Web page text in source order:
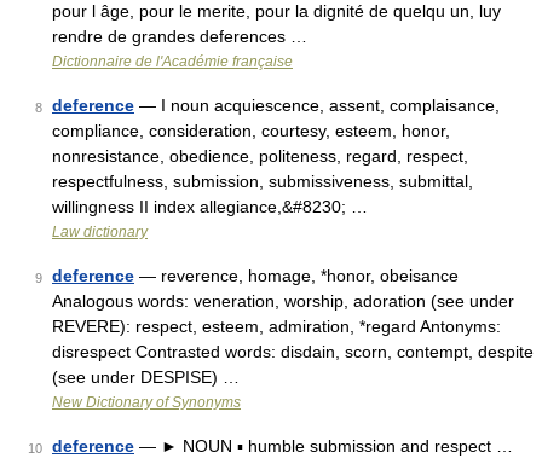
pour l âge, pour le merite, pour la dignité de quelqu un, luy
rendre de grandes deferences …
Dictionnaire de l'Académie française
8 deference — I noun acquiescence, assent, complaisance,
compliance, consideration, courtesy, esteem, honor,
nonresistance, obedience, politeness, regard, respect,
respectfulness, submission, submissiveness, submittal,
willingness II index allegiance,&#8230; …
Law dictionary
9 deference — reverence, homage, *honor, obeisance
Analogous words: veneration, worship, adoration (see under
REVERE): respect, esteem, admiration, *regard Antonyms:
disrespect Contrasted words: disdain, scorn, contempt, despite
(see under DESPISE) …
New Dictionary of Synonyms
10 deference — ► NOUN ▪ humble submission and respect …